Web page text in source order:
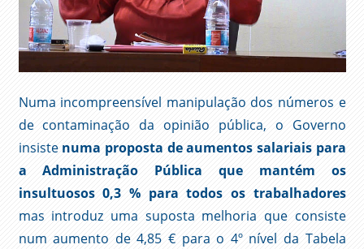
Numa incompreensível manipulação dos números e
de contaminação da opinião pública, o Governo
insiste numa proposta de aumentos salariais para
a Administração Pública que mantém os
insultuosos 0,3 % para todos os trabalhadores
mas introduz uma suposta melhoria que consiste
num aumento de 4,85 € para o 4º nível da Tabela